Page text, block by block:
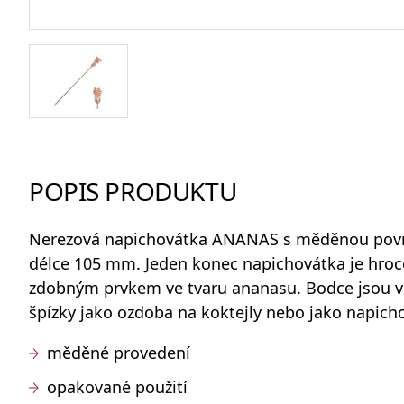
Odlivky a sklenice na vodu
Skleněné dózy na potraviny
POPIS PRODUKTU
Nerezová napichovátka ANANAS s měděnou
délce 105 mm. Jeden konec napichovátka je
zdobným prvkem ve tvaru ananasu. Bodce jsou
špízky jako ozdoba na koktejly nebo jako
měděné provedení
opakované použití